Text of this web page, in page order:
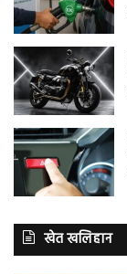
खेत खलिहान